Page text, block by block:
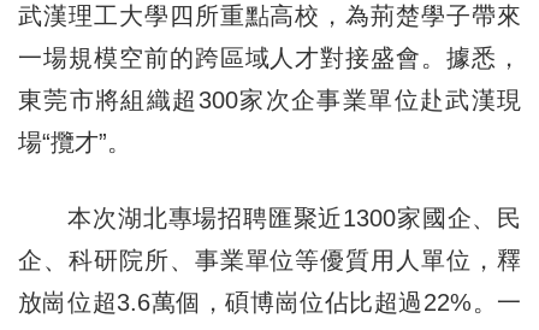
武漢理工大學四所重點高校，為荊楚學子帶來
一場規模空前的跨區域人才對接盛會。據悉，
東莞市將組織超300家次企事業單位赴武漢現
場“攬才”。
本次湖北專場招聘匯聚近1300家國企、民
企、科研院所、事業單位等優質用人單位，釋
放崗位超3.6萬個，碩博崗位佔比超過22%。一